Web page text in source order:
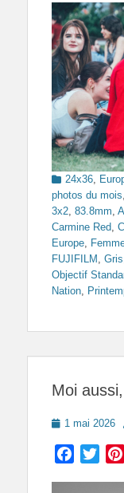
Categories
24x36
photos du mois
3x2 83.8mm
Carmine Red
Europe
FUJIFILM Gris
Objectif
Nation
Moi
Posted
1 mai 2026
Facebook